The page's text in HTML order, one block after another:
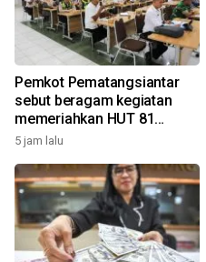
Pemkot Pematangsiantar
sebut beragam kegiatan
memeriahkan HUT 81
Kemerdekaan RI
5 jam lalu